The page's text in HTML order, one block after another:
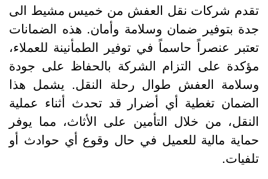
شركات نقل العفش من خميس مشيط الى
بتوفير ضمان وسلامة وأمان. هذه الضمانات
عنصراً حاسماً في توفير الطمأنينة للعملاء،
على التزام الشركة بالحفاظ على جودة
العفش طوال رحلة النقل. يشمل هذا
تغطية أي أضرار قد تحدث أثناء عملية
من خلال التأمين على الأثاث، مما يوفر
مالية للعميل في حال وقوع أي حوادث أو